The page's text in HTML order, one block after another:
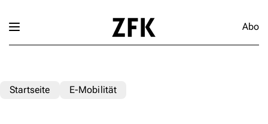
Abo
Startseite E-Mobilität